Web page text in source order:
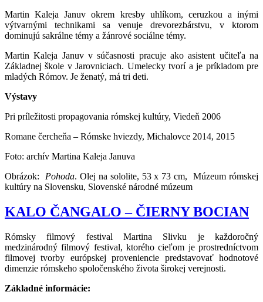
Martin Kaleja Januv okrem kresby uhlíkom, ceruzkou a inými
výtvarnými technikami sa venuje drevorezbárstvu, v ktorom
dominujú sakrálne témy a žánrové sociálne témy.
Martin Kaleja Januv v súčasnosti pracuje ako asistent učiteľa na
Základnej škole v Jarovniciach. Umelecky tvorí a je príkladom pre
mladých Rómov. Je ženatý, má tri deti.
Výstavy
Pri príležitosti propagovania rómskej kultúry, Viedeň 2006
Romane čercheňa – Rómske hviezdy, Michalovce 2014, 2015
Foto: archív Martina Kaleja Januva
Obrázok: Pohoda. Olej na sololite, 53 x 73 cm, Múzeum rómskej
kultúry na Slovensku, Slovenské národné múzeum
KALO ČANGALO – ČIERNY BOCIAN
Rómsky filmový festival Martina Slivku je každoročný
medzinárodný filmový festival, ktorého cieľom je prostredníctvom
filmovej tvorby európskej proveniencie predstavovať hodnotové
dimenzie rómskeho spoločenského života širokej verejnosti.
Základné informácie: